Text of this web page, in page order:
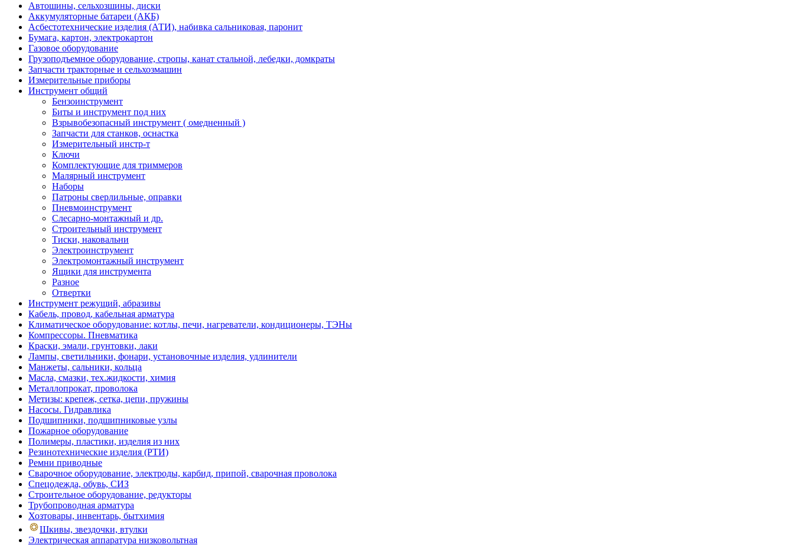
Автошины, сельхозшины, диски
Аккумуляторные батареи (АКБ)
Асбестотехнические изделия (АТИ), набивка сальниковая, паронит
Бумага, картон, электрокартон
Газовое оборудование
Грузоподъемное оборудование, стропы, канат стальной, лебедки, домкраты
Запчасти тракторные и сельхозмашин
Измерительные приборы
Инструмент общий
Бензоинструмент
Биты и инструмент под них
Взрывобезопасный инструмент ( омедненный )
Запчасти для станков, оснастка
Измерительный инстр-т
Ключи
Комплектующие для триммеров
Малярный инструмент
Наборы
Патроны сверлильные, оправки
Пневмоинструмент
Слесарно-монтажный и др.
Строительный инструмент
Тиски, наковальни
Электроинструмент
Электромонтажный инструмент
Ящики для инструмента
Разное
Отвертки
Инструмент режущий, абразивы
Кабель, провод, кабельная арматура
Климатическое оборудование: котлы, печи, нагреватели, кондиционеры, ТЭНы
Компрессоры. Пневматика
Краски, эмали, грунтовки, лаки
Лампы, светильники, фонари, установочные изделия, удлинители
Манжеты, сальники, кольца
Масла, смазки, тех.жидкости, химия
Металлопрокат, проволока
Метизы: крепеж, сетка, цепи, пружины
Насосы. Гидравлика
Подшипники, подшипниковые узлы
Пожарное оборудование
Полимеры, пластики, изделия из них
Резинотехнические изделия (РТИ)
Ремни приводные
Сварочное оборудование, электроды, карбид, припой, сварочная проволока
Спецодежда, обувь, СИЗ
Строительное оборудование, редукторы
Трубопроводная арматура
Хозтовары, инвентарь, бытхимия
Шкивы, звездочки, втулки
Электрическая аппаратура низковольтная